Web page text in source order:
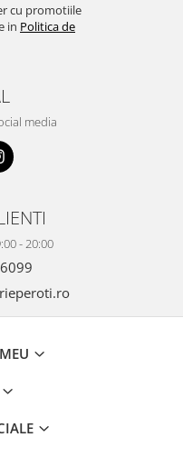
cu promotiile
in Politica de
media
- 20:00